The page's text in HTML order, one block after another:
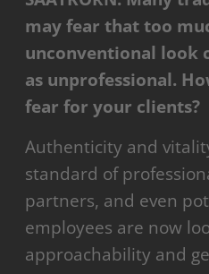
may fear that too
unconventional look
as unprofessional.
fear for your clients?
Authenticity and
standard of
partners, and even
employees are now
approachability and